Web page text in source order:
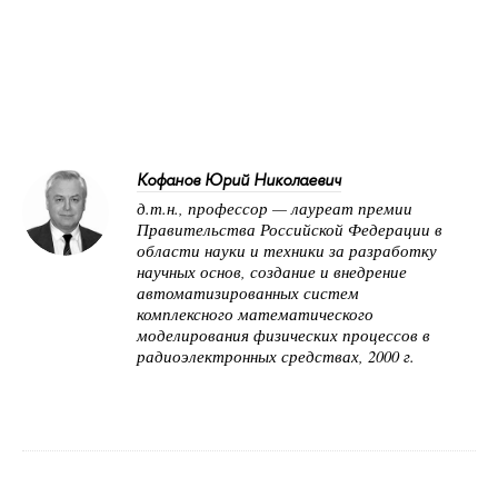
Кофанов Юрий Николаевич
д.т.н., профессор — лауреат премии
Правительства Российской Федерации в
области науки и техники за разработку
научных основ, создание и внедрение
автоматизированных систем
комплексного математического
моделирования физических процессов в
радиоэлектронных средствах, 2000 г.